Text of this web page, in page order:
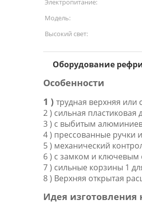
Электропитание:
Модель:
Высокий свет:
Оборудование
Особенности
1 ) трудная верхняя или
2 ) сильная
3 ) с выбитым
4 ) прессованные ручки
5 ) механический
6 ) с замком и
7 ) сильные корзины 1
8 ) Верхняя открытая
Идея изготовления